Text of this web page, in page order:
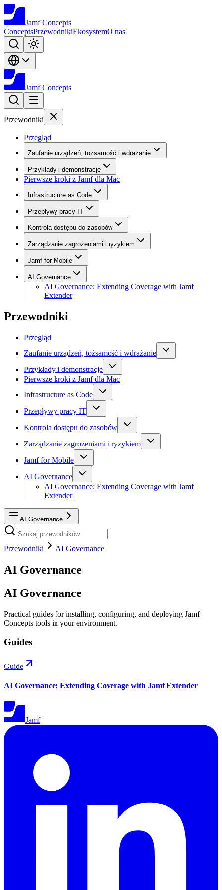
Jamf Concepts
ConceptsPrzewodnikiEkosystemO nas
Jamf Concepts
Przewodniki
Przegląd
Zaufanie urządzeń, tożsamość i wdrażanie
Przykłady i demonstracje
Pierwsze kroki z Jamf dla Mac
Infrastructure as Code
Przepływy pracy IT
Kontrola dostępu do zasobów
Zarządzanie zagrożeniami i ryzykiem
Jamf for Mobile
AI Governance
AI Governance: Extending Coverage with Jamf
Extender
Przewodniki
Przegląd
Zaufanie urządzeń, tożsamość i wdrażanie
Przykłady i demonstracje
Pierwsze kroki z Jamf dla Mac
Infrastructure as Code
Przepływy pracy IT
Kontrola dostępu do zasobów
Zarządzanie zagrożeniami i ryzykiem
Jamf for Mobile
AI Governance
AI Governance: Extending Coverage with Jamf
Extender
AI Governance
Przewodniki AI Governance
AI Governance
AI Governance
Practical guides for installing, configuring, and deploying Jamf
Concepts tools in your environment.
Guides
Guide
AI Governance: Extending Coverage with Jamf Extender
Jamf